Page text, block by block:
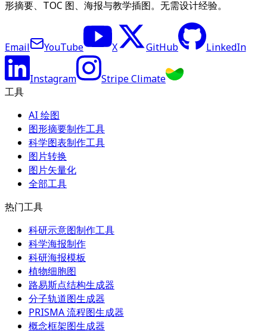
形摘要、TOC 图、海报与教学插图。无需设计经验。
Email YouTube X GitHub LinkedIn
Instagram
Stripe Climate
工具
AI 绘图
图形摘要制作工具
科学图表制作工具
图片转换
图片矢量化
全部工具
热门工具
科研示意图制作工具
科学海报制作
科研海报模板
植物细胞图
路易斯点结构生成器
分子轨道图生成器
PRISMA 流程图生成器
概念框架图生成器